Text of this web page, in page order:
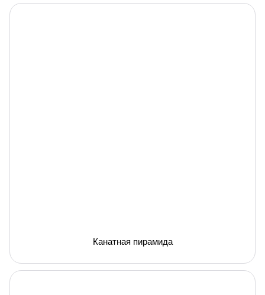
Канатная пирамида